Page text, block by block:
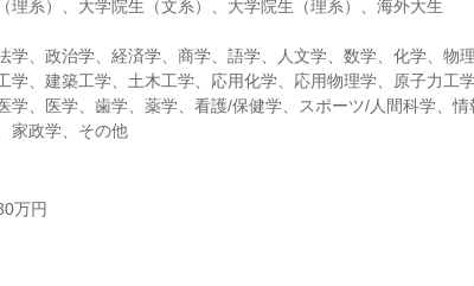
理系）、大学院生（文系）、大学院生（理系）、海外大生
学、政治学、経済学、商学、語学、人文学、数学、化学、物
学、建築工学、土木工学、応用化学、応用物理学、原子力工
学、医学、歯学、薬学、看護/保健学、スポーツ/人間科学、
家政学、その他
万円